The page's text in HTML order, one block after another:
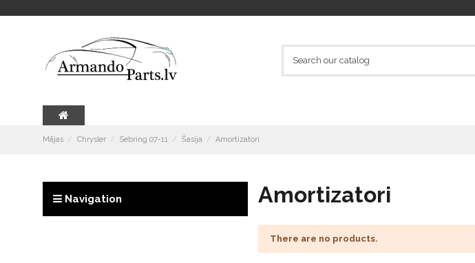
Mājas Chrysler Sebring 07-11 Šasija Amortizatori
Amortizatori
There are no products.
Navigation